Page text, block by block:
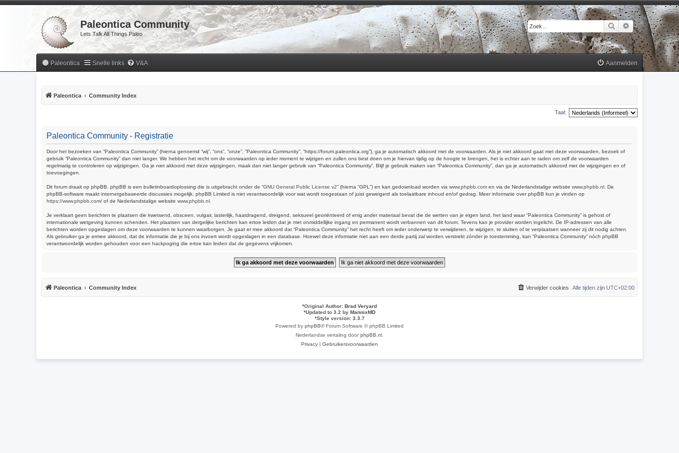
Paleontica Community
Lets Talk All Things Paleo
Zoek Uitgebreid
Paleontica Snelle links V&A Aanmelden
Paleontica Community Index
Taal:
Paleontica Community - Registratie
Door het bezoeken van “Paleontica Community” (hierna genoemd “wij”, “ons”, “onze”, “Paleontica Community”, “https://forum.paleontica.org”), ga je automatisch akkoord met de voorwaarden. Als je niet akkoord gaat met deze voorwaarden, bezoek of
gebruik “Paleontica Community” dan niet langer. We hebben het recht om de voorwaarden op ieder moment te wijzigen en zullen ons best doen om je hiervan tijdig op de hoogte te brengen, het is echter aan te raden om zelf de voorwaarden
regelmatig te controleren op wijzigingen. Ga je niet akkoord met deze wijzigingen, maak dan niet langer gebruik van “Paleontica Community”. Blijf je gebruik maken van “Paleontica Community”, dan ga je automatisch akkoord met de wijzigingen en of
toevoegingen.
Dit forum draait op phpBB. phpBB is een bulletinboardoplossing die is uitgebracht onder de “GNU General Public License v2” (hierna “GPL”) en kan gedownload worden via www.phpbb.com en via de Nederlandstalige website www.phpbb.nl . De
phpBB-software maakt internetgebaseerde discussies mogelijk. phpBB Limited is niet verantwoordelijk voor wat wordt toegestaan of juist geweigerd als toelaatbare inhoud en/of gedrag. Meer informatie over phpBB kun je vinden op
https://www.phpbb.com/ of de Nederlandstalige website www.phpbb.nl
Je verklaart geen berichten te plaatsen die kwetsend, obsceen, vulgair, lasterlijk, haatdragend, dreigend, seksueel georiënteerd of enig ander materiaal bevat die de wetten van je eigen land, het land waar “Paleontica Community” is gehost of
internationale wetgeving kunnen schenden. Het plaatsen van dergelijke berichten kan ertoe leiden dat je met onmiddellijke ingang en permanent wordt verbannen van dit forum. Tevens kan je provider worden ingelicht. De IP-adressen van alle
berichten worden opgeslagen om deze voorwaarden te kunnen waarborgen. Je gaat er mee akkoord dat “Paleontica Community” het recht heeft om ieder onderwerp te verwijderen, te wijzigen, te sluiten of te verplaatsen wanneer zij dit nodig achten.
Als gebruiker ga je ermee akkoord, dat de informatie die je bij ons invoert wordt opgeslagen in een database. Hoewel deze informatie niet aan een derde partij zal worden verstrekt zónder je toestemming, kan “Paleontica Community” nóch phpBB
verantwoordelijk worden gehouden voor een hackpoging die ertoe kan leiden dat de gegevens vrijkomen.
Paleontica Community Index Alle tijden zijn UTC+02:00
Verwijder cookies
*Original Author: Brad Veryard
*Updated to 3.2 by MannixMD
*Style version: 3.3.7
Powered by phpBB® Forum Software © phpBB Limited
Nederlandse vertaling doorphpBB.nl
Privacy | Gebruikersvoorwaarden